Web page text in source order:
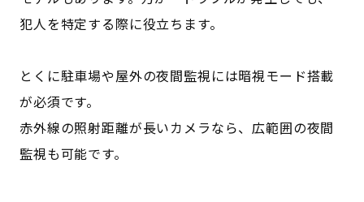
犯人を特定する際に役立ちます。
とくに駐車場や屋外の夜間監視には暗視モード搭載
が必須です。
赤外線の照射距離が長いカメラなら、広範囲の夜間
監視も可能です。